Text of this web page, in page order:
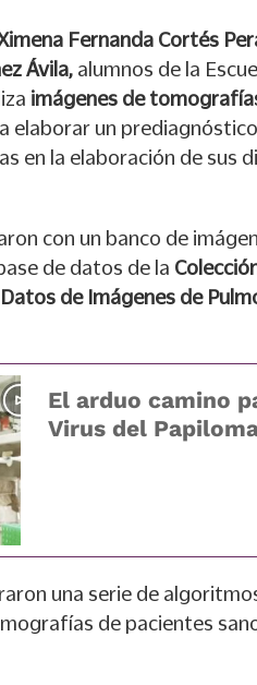
Fernanda Cortés
Ávila, alumnos de la
imágenes de
elaborar un
en la elaboración de sus
con un banco de
de datos de la
de Imágenes de
El arduo camino
Virus del
una serie de
de pacientes